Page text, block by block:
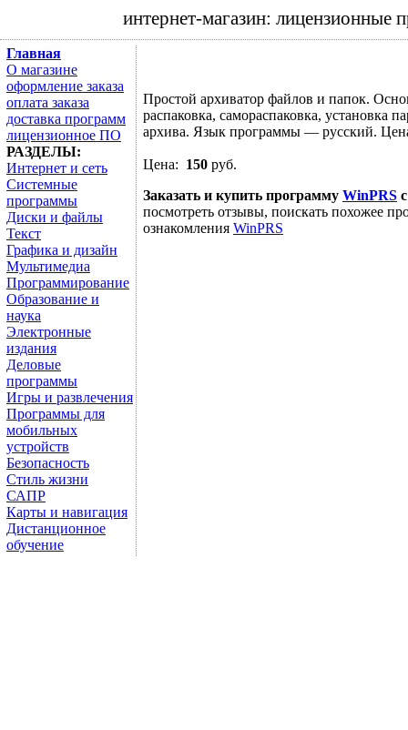
интернет-магазин:
Главная
О магазине
оформление заказа
оплата заказа
доставка программ
лицензионное ПО
РАЗДЕЛЫ:
Интернет и сеть
Системные
программы
Диски и файлы
Текст
Графика и дизайн
Мультимедиа
Программирование
Образование и
наука
Электронные
издания
Деловые
программы
Игры и развлечения
Программы для
мобильных
устройств
Безопасность
Стиль жизни
САПР
Карты и навигация
Дистанционное
обучение
Простой архиватор файлов и папок.
распаковка, самораспаковка, установка
архива. Язык программы — русский.
Цена: 150 руб.
Заказать и купить программу WinPRS
посмотреть отзывы, поискать похожее
ознакомления WinPRS